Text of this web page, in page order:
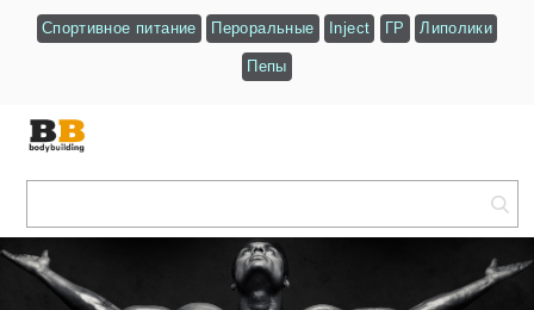
Спортивное питание Пероральные Inject ГР Липолики
Пепы